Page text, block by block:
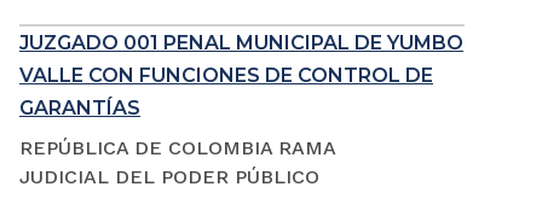
JUZGADO 001 PENAL MUNICIPAL DE YUMBO
VALLE CON FUNCIONES DE CONTROL DE
GARANTÍAS
REPÚBLICA DE COLOMBIA RAMA
JUDICIAL DEL PODER PÚBLICO